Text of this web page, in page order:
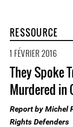
RESSOURCE
1 FÉVRIER 2016
They Spoke
Murdered in
Report by Michel
Rights Defenders